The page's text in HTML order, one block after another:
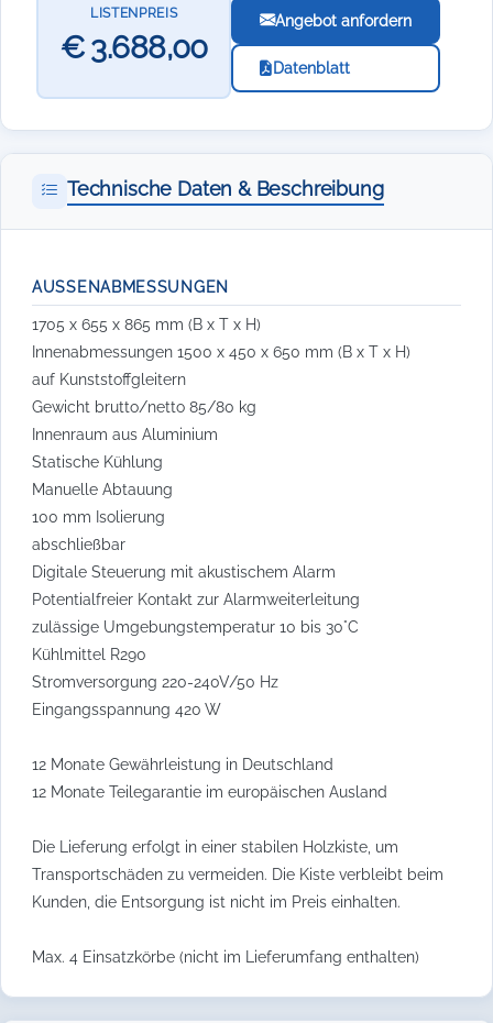
LISTENPREIS
€ 3.688,00
Angebot anfordern
Datenblatt
Technische Daten & Beschreibung
AUSSENABMESSUNGEN
1705 x 655 x 865 mm (B x T x H)
Innenabmessungen 1500 x 450 x 650 mm (B x T x H)
auf Kunststoffgleitern
Gewicht brutto/netto 85/80 kg
Innenraum aus Aluminium
Statische Kühlung
Manuelle Abtauung
100 mm Isolierung
abschließbar
Digitale Steuerung mit akustischem Alarm
Potentialfreier Kontakt zur Alarmweiterleitung
zulässige Umgebungstemperatur 10 bis 30°C
Kühlmittel R290
Stromversorgung 220-240V/50 Hz
Eingangsspannung 420 W
12 Monate Gewährleistung in Deutschland
12 Monate Teilegarantie im europäischen Ausland
Die Lieferung erfolgt in einer stabilen Holzkiste, um
Transportschäden zu vermeiden. Die Kiste verbleibt beim
Kunden, die Entsorgung ist nicht im Preis einhalten.
Max. 4 Einsatzkörbe (nicht im Lieferumfang enthalten)